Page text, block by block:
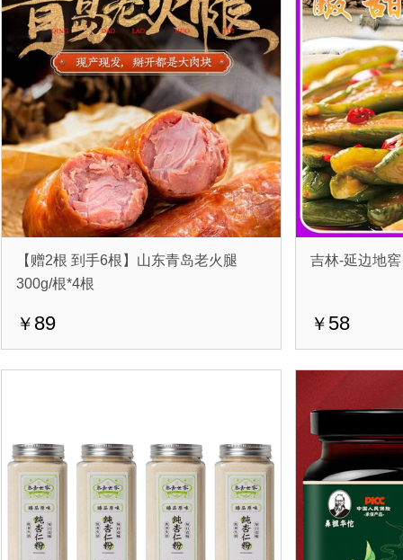
【赠2根 到手6根】山东青岛老火腿
300g/根*4根
￥ 89
吉林-延边地
￥ 58